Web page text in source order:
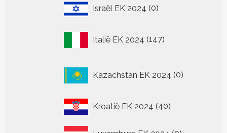
Israël EK 2024 00
Italië EK 2024 147
producten
Kazachstan EK 2024 0
producten
Kroatië EK 2024 4040
0